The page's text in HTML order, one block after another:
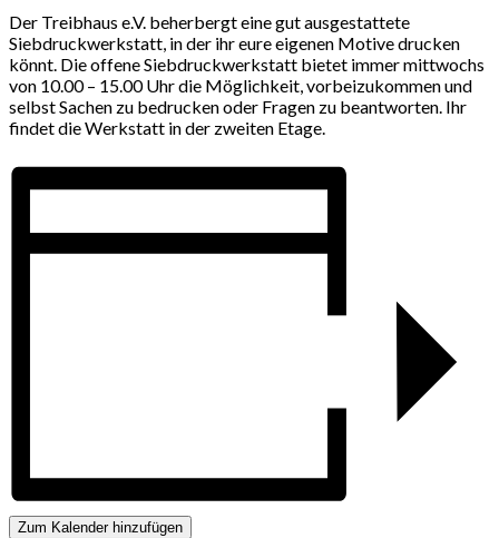
Der Treibhaus e.V. beherbergt eine gut ausgestattete
Siebdruckwerkstatt, in der ihr eure eigenen Motive drucken
könnt. Die offene Siebdruckwerkstatt bietet immer mittwochs
von 10.00 – 15.00 Uhr die Möglichkeit, vorbeizukommen und
selbst Sachen zu bedrucken oder Fragen zu beantworten. Ihr
findet die Werkstatt in der zweiten Etage.
Zum Kalender hinzufügen